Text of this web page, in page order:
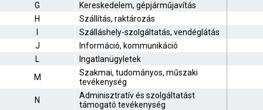
G
Kereskedelem, gépjárműjavítás
H
Szállítás, raktározás
Szálláshely-szolgáltatás, vendéglátás
J
Információ, kommunikáció
L
Ingatlanügyletek
M
Szakmai, tudományos, műszaki
tevékenység
N
Adminisztratív és szolgáltatást
támogató tevékenység